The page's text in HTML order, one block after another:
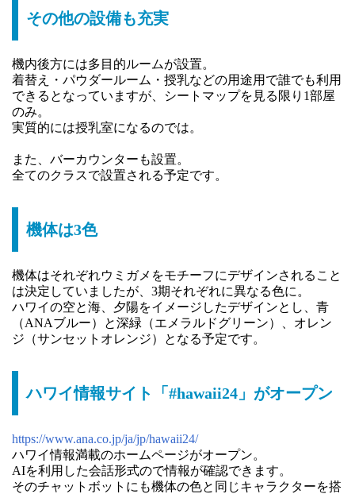
その他の設備も充実
機内後方には多目的ルームが設置。
着替え・パウダールーム・授乳などの用途用で誰でも利用
できるとなっていますが、シートマップを見る限り1部屋
のみ。
実質的には授乳室になるのでは。
また、バーカウンターも設置。
全てのクラスで設置される予定です。
機体は3色
機体はそれぞれウミガメをモチーフにデザインされること
は決定していましたが、3期それぞれに異なる色に。
ハワイの空と海、夕陽をイメージしたデザインとし、青
（ANAブルー）と深緑（エメラルドグリーン）、オレン
ジ（サンセットオレンジ）となる予定です。
ハワイ情報サイト「#hawaii24」がオープン
https://www.ana.co.jp/ja/jp/hawaii24/
ハワイ情報満載のホームページがオープン。
AIを利用した会話形式ので情報が確認できます。
そのチャットボットにも機体の色と同じキャラクターを搭